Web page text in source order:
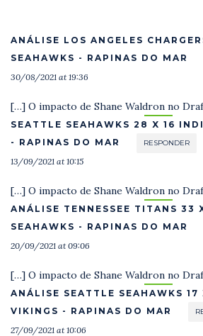
ANÁLISE LOS ANGELES
SEAHAWKS - RAPINAS DO MAR
30/08/2021 at 19:36
[…] O impacto de Shane Waldron no
SEATTLE SEAHAWKS 28 X 16
- RAPINAS DO MAR
RESPONDER
13/09/2021 at 10:15
[…] O impacto de Shane Waldron no
ANÁLISE TENNESSEE TITANS 33
SEAHAWKS - RAPINAS DO MAR
20/09/2021 at 09:06
[…] O impacto de Shane Waldron no
ANÁLISE SEATTLE SEAHAWKS
VIKINGS - RAPINAS DO MAR
27/09/2021 at 10:06